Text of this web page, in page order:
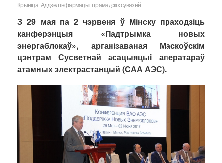
Крыніца:Аддзел інфармацыі і грамадскіх сувязей
З 29 мая па 2 чэрвеня ў Мінску праходзіць
канферэнцыя «Падтрымка новых
энергаблокаў», арганізаваная Маскоўскім
цэнтрам Сусветнай асацыяцыi аператараў
атамных электрастанцый (CАА АЭС).